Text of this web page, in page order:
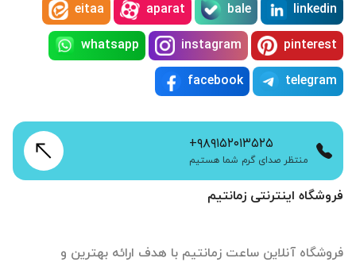
فروشگاه اینترنتی زمانتیم
فروشگاه آنلاین ساعت زمانتیم با هدف ارائه بهترین و
linkedin
bale
aparat
eitaa
pinterest
instagram
whatsapp
telegram
facebook
+۹۸۹۱۵۲۰۱۳۵۲۵
منتظر صدای گرم شما هستیم